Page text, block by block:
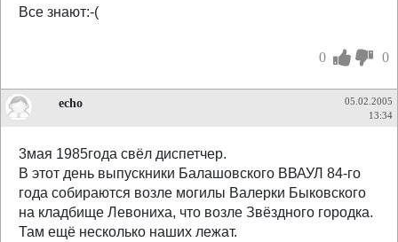
Все знают:-(
0 0
echo
05.02.2005
13:34
3мая 1985года свёл диспетчер.
В этот день выпускники Балашовского ВВАУЛ 84-го
года собираются возле могилы Валерки Быковского
на кладбище Левониха, что возле Звёздного городка.
Там ещё несколько наших лежат.